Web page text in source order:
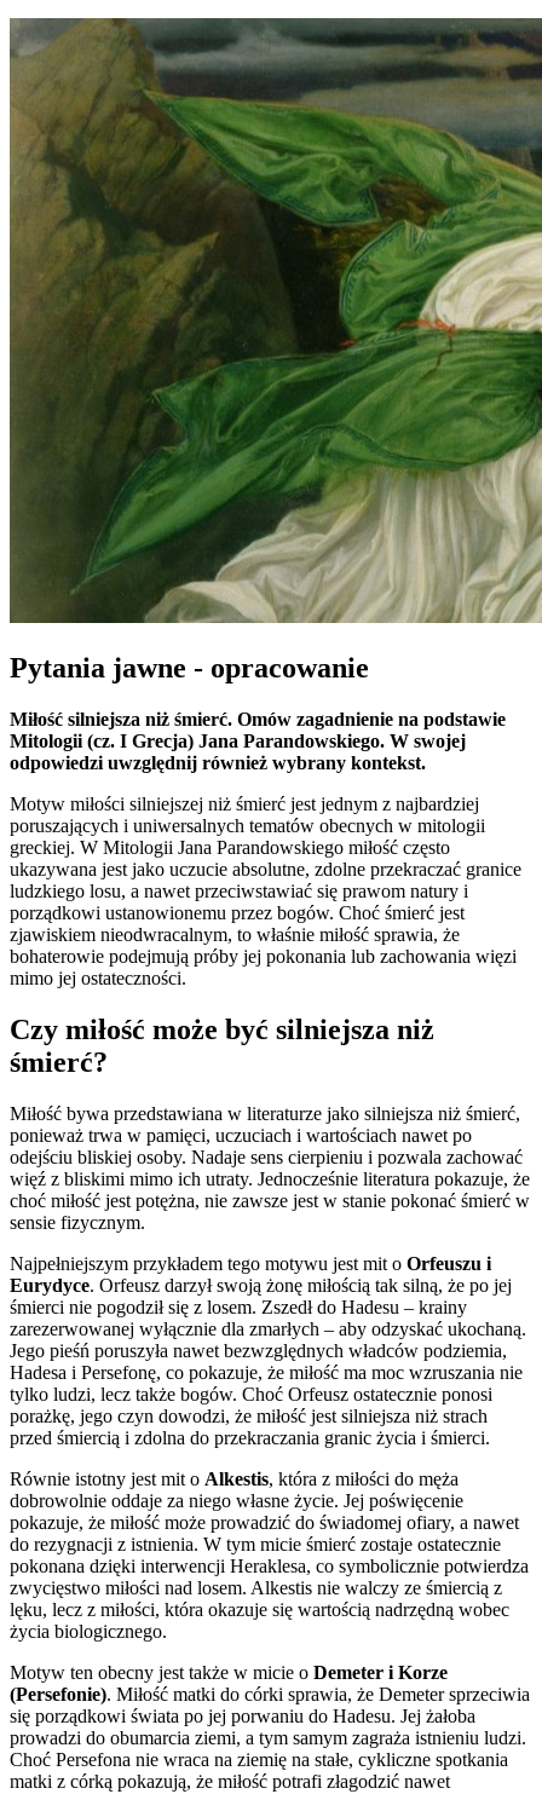
Pytania jawne - opracowanie
Miłość silniejsza niż śmierć. Omów zagadnienie na podstawie
Mitologii (cz. I Grecja) Jana Parandowskiego. W swojej
odpowiedzi uwzględnij również wybrany kontekst.
Motyw miłości silniejszej niż śmierć jest jednym z najbardziej
poruszających i uniwersalnych tematów obecnych w mitologii
greckiej. W Mitologii Jana Parandowskiego miłość często
ukazywana jest jako uczucie absolutne, zdolne przekraczać granice
ludzkiego losu, a nawet przeciwstawiać się prawom natury i
porządkowi ustanowionemu przez bogów. Choć śmierć jest
zjawiskiem nieodwracalnym, to właśnie miłość sprawia, że
bohaterowie podejmują próby jej pokonania lub zachowania więzi
mimo jej ostateczności.
Czy miłość może być silniejsza niż
śmierć?
Miłość bywa przedstawiana w literaturze jako silniejsza niż śmierć,
ponieważ trwa w pamięci, uczuciach i wartościach nawet po
odejściu bliskiej osoby. Nadaje sens cierpieniu i pozwala zachować
więź z bliskimi mimo ich utraty. Jednocześnie literatura pokazuje, że
choć miłość jest potężna, nie zawsze jest w stanie pokonać śmierć w
sensie fizycznym.
Najpełniejszym przykładem tego motywu jest mit o Orfeuszu i
Eurydyce. Orfeusz darzył swoją żonę miłością tak silną, że po jej
śmierci nie pogodził się z losem. Zszedł do Hadesu – krainy
zarezerwowanej wyłącznie dla zmarłych – aby odzyskać ukochaną.
Jego pieśń poruszyła nawet bezwzględnych władców podziemia,
Hadesa i Persefonę, co pokazuje, że miłość ma moc wzruszania nie
tylko ludzi, lecz także bogów. Choć Orfeusz ostatecznie ponosi
porażkę, jego czyn dowodzi, że miłość jest silniejsza niż strach
przed śmiercią i zdolna do przekraczania granic życia i śmierci.
Równie istotny jest mit o Alkestis, która z miłości do męża
dobrowolnie oddaje za niego własne życie. Jej poświęcenie
pokazuje, że miłość może prowadzić do świadomej ofiary, a nawet
do rezygnacji z istnienia. W tym micie śmierć zostaje ostatecznie
pokonana dzięki interwencji Heraklesa, co symbolicznie potwierdza
zwycięstwo miłości nad losem. Alkestis nie walczy ze śmiercią z
lęku, lecz z miłości, która okazuje się wartością nadrzędną wobec
życia biologicznego.
Motyw ten obecny jest także w micie o Demeter i Korze
(Persefonie). Miłość matki do córki sprawia, że Demeter sprzeciwia
się porządkowi świata po jej porwaniu do Hadesu. Jej żałoba
prowadzi do obumarcia ziemi, a tym samym zagraża istnieniu ludzi.
Choć Persefona nie wraca na ziemię na stałe, cykliczne spotkania
matki z córką pokazują, że miłość potrafi złagodzić nawet